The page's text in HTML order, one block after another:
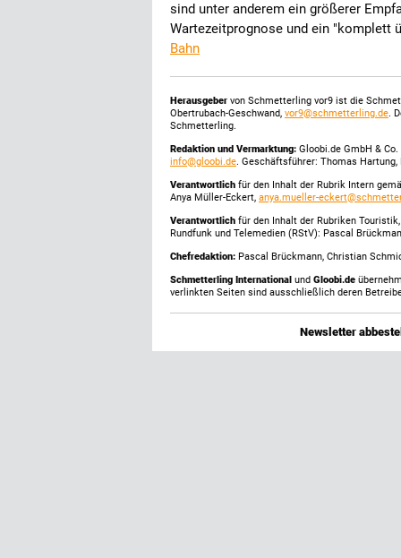
sind unter anderem ein größerer
Wartezeitprognose und ein "komplett
Bahn
Herausgeber von Schmetterling vor9 ist die
Obertrubach-Geschwand, vor9@schmetterling.de.
Schmetterling.
Redaktion und Vermarktung: Gloobi.de GmbH &
info@gloobi.de. Geschäftsführer: Thomas
Verantwortlich für den Inhalt der Rubrik Intern
Anya Müller-Eckert, anya.mueller-
Verantwortlich für den Inhalt der Rubriken
Rundfunk und Telemedien (RStV): Pascal
Chefredaktion: Pascal Brückmann, Christian
Schmetterling International und Gloobi.de
verlinkten Seiten sind ausschließlich deren
Newsletter